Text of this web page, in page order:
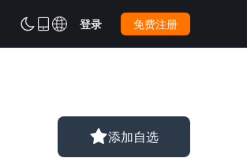
 登录 免费注册
添加自选